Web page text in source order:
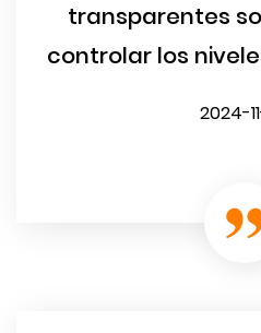
transparentes
controlar los
2024-